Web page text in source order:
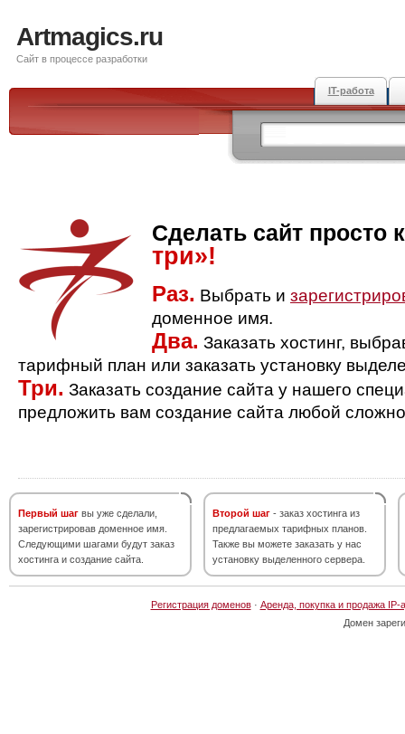
Artmagics.ru
Сайт в процессе разработки
IT-работа
Сделать сайт просто
три»!
Раз. Выбрать и
доменное имя.
Два. Заказать хостинг,
тарифный план или заказать установку
Три. Заказать создание сайта у нашего
предложить вам создание сайта любой
Первый шаг вы уже сделали,
зарегистрировав доменное имя.
Следующими шагами будут заказ
хостинга и создание сайта.
Второй шаг - заказ хостинга из
предлагаемых тарифных планов.
Также вы можете заказать у нас
установку выделенного сервера.
Регистрация доменов· Аренда, покупка и продажа IP-
Домен